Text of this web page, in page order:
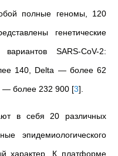
полные геномы, 120
генетические
вариантов SARS-CoV-2:
140, Delta — более 62
— более 232 900 [3]
в себя 20 различных
эпидемиологического
характер. К платформе